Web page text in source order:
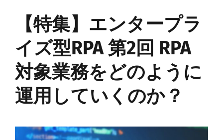
【特集】エンタープラ
イズ型RPA 第2回 RPA
対象業務をどのように
運用していくのか？